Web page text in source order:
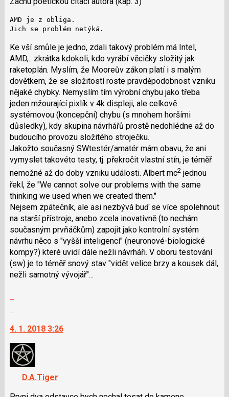
předchozí
nový
názor
navigaci
lze
použít
klávesy
N
pro
následující
a
P
pro
předchozí
nový
názor
AMD je z obliga.
Jich se problém netýká.
Ke vší smůle je jedno, zdali takový problém má Intel,
AMD,.. zkrátka kdokoli, kdo vyrábí věcičky složitý jak
raketoplán. Myslím, že Mooreův zákon platí i s malým
dovětkem, že se složitostí roste pravděpodobnost vzniku
nějaké chybky. Nemyslím tím výrobní chybu jako třeba
jeden mžourající pixlík v 4k displeji, ale celkově
systémovou (koncepční) chybu (s mnohem horšími
důsledky), kdy skupina návrhářů prostě nedohlédne až do
budoucího provozu složitého stroječku.
Jakožto současný SWtestér/amatér mám obavu, že ani
vymyslet takovéto testy, tj. překročit vlastní stín, je téměř
nemožné až do doby vzniku události. Albert mc2jednou
řekl, že "We cannot solve our problems with the same
thinking we used when we created them."
Nejsem zpátečník, ale asi nezbývá buď se více spolehnout
na starší přístroje, anebo zcela inovativně (to nechám
současným prvňáčkům) zapojit jako kontrolní systém
návrhu něco s "vyšší inteligencí" (neuronové-biologické
kompy?) které uvidí dále nežli návrháři. V oboru testování
(sw) je to téměř snový stav "vidět velice brzy a kousek dál,
nežli samotný vývojář"...
další
názor.
K
navigaci
4. 1. 2018 3:26
D.A.Tiger